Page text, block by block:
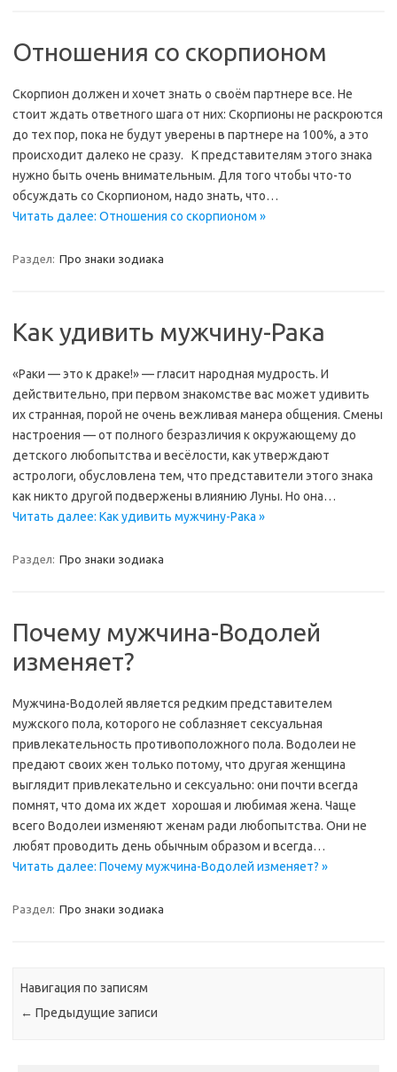
Отношения со скорпионом
Скорпион должен и хочет знать о своём партнере все. Не
стоит ждать ответного шага от них: Скорпионы не раскроются
до тех пор, пока не будут уверены в партнере на 100%, а это
происходит далеко не сразу. К представителям этого знака
нужно быть очень внимательным. Для того чтобы что-то
обсуждать со Скорпионом, надо знать, что…
Читать далее: Отношения со скорпионом »
Раздел: Про знаки зодиака
Как удивить мужчину-Рака
«Раки — это к драке!» — гласит народная мудрость. И
действительно, при первом знакомстве вас может удивить
их странная, порой не очень вежливая манера общения. Смены
настроения — от полного безразличия к окружающему до
детского любопытства и весёлости, как утверждают
астрологи, обусловлена тем, что представители этого знака
как никто другой подвержены влиянию Луны. Но она…
Читать далее: Как удивить мужчину-Рака »
Раздел: Про знаки зодиака
Почему мужчина-Водолей
изменяет?
Мужчина-Водолей является редким представителем
мужского пола, которого не соблазняет сексуальная
привлекательность противоположного пола. Водолеи не
предают своих жен только потому, что другая женщина
выглядит привлекательно и сексуально: они почти всегда
помнят, что дома их ждет хорошая и любимая жена. Чаще
всего Водолеи изменяют женам ради любопытства. Они не
любят проводить день обычным образом и всегда…
Читать далее: Почему мужчина-Водолей изменяет? »
Раздел: Про знаки зодиака
Навигация по записям
← Предыдущие записи